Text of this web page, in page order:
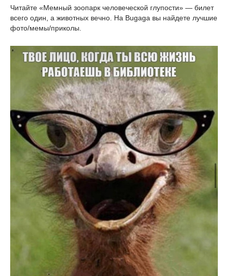
Читайте «Мемный зоопарк человеческой глупости» — билет
всего один, а животных вечно. На Bugaga вы найдете лучшие
фото/мемы/приколы.